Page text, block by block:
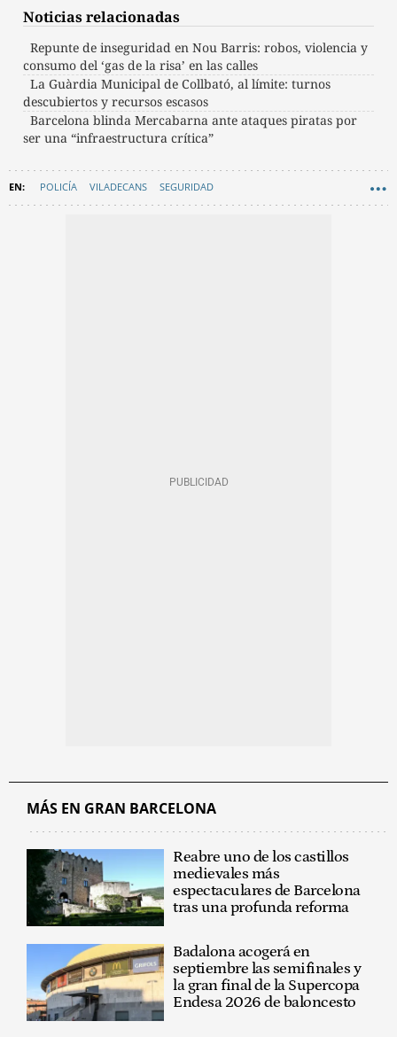
Noticias relacionadas
Repunte de inseguridad en Nou Barris: robos, violencia y
consumo del ‘gas de la risa’ en las calles
La Guàrdia Municipal de Collbató, al límite: turnos
descubiertos y recursos escasos
Barcelona blinda Mercabarna ante ataques piratas por
ser una “infraestructura crítica”
POLICÍA VILADECANS SEGURIDAD
MÁS EN GRAN BARCELONA
Reabre uno de los castillos
medievales más
espectaculares de Barcelona
tras una profunda reforma
Badalona acogerá en
septiembre las semifinales y
la gran final de la Supercopa
Endesa 2026 de baloncesto